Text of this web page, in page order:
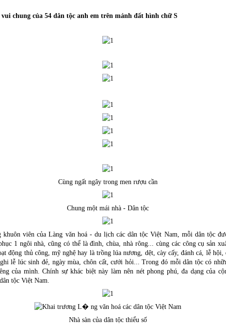
vui chung của 54 dân tộc anh em trên mảnh đất hình chữ S
Cùng ngất ngây trong men rượu cần
Chung một mái nhà - Dân tộc
khuôn viên của Làng văn hoá - du lịch các dân tộc Việt Nam, mỗi dân tộc
1 ngôi nhà, cũng có thể là đình, chùa, nhà rông... cùng các công cụ sản
động thủ công, mỹ nghệ hay là trồng lúa nương, dệt, cày cấy, đánh cá, lễ hội,
lễ lúc sinh đẻ, ngày mùa, chôn cất, cưới hỏi... Trong đó mỗi dân tộc có
của mình. Chính sự khác biệt này làm nên nét phong phú, đa dạng của
tộc Việt Nam.
Nhà sàn của dân tộc thiểu số